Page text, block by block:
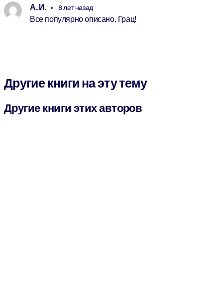
А. И. 8 лет назад
Все популярно описано. Грац!
Другие книги на эту тему
Другие книги этих авторов